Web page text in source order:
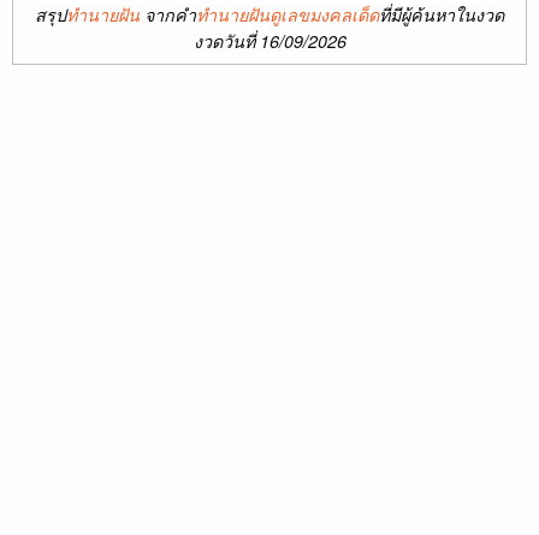
สรุปทำนายฝัน จากคำทำนายฝันดูเลขมงคลเด็ดที่มีผู้ค้นหาในงวด
งวดวันที่ 16/09/2026